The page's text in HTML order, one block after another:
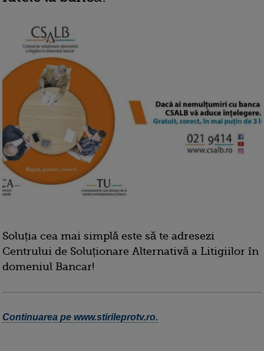
Soluția cea mai simplă este să te adresezi
Centrului de Soluționare Alternativă a Litigiilor în
domeniul Bancar!
Continuarea pe www.stirileprotv.ro.